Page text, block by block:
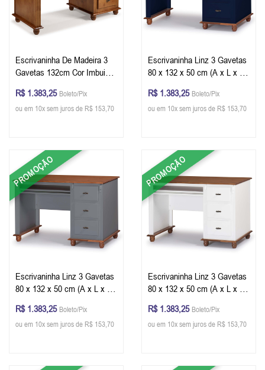
Escrivaninha De Madeira 3
Gavetas 132cm Cor Imbuia
R$ 1.383,25 Boleto/Pix
ou em 10x sem juros de R$ 153,70
Escrivaninha Linz 3 Gavetas
80 x 132 x 50 cm (A x L x P)
Glazer
R$ 1.383,25 Boleto/Pix
ou em 10x sem juros de R$ 153,70
PROMOÇÃO
Escrivaninha Linz 3 Gavetas
80 x 132 x 50 cm (A x L x P)
Glazer
R$ 1.383,25 Boleto/Pix
ou em 10x sem juros de R$ 153,70
PROMOÇÃO
Escrivaninha Linz 3 Gavetas
80 x 132 x 50 cm (A x L x P)
R$ 1.383,25 Boleto/Pix
ou em 10x sem juros de R$ 153,70